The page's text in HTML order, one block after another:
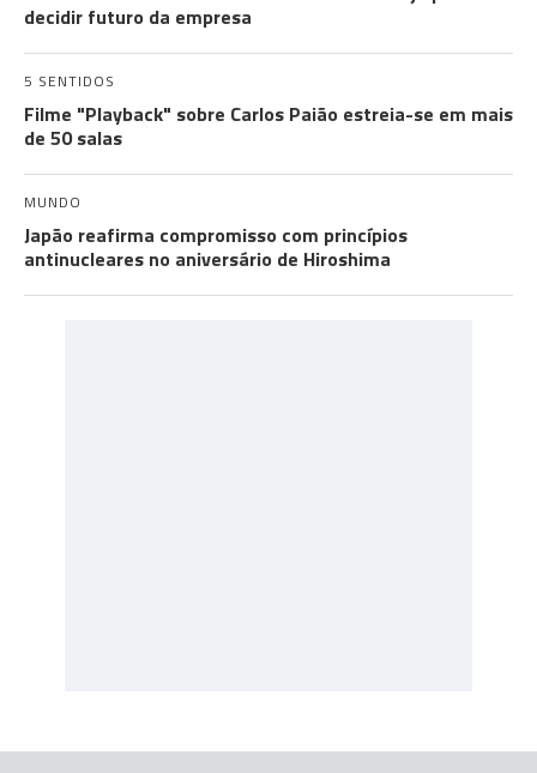
decidir futuro da empresa
5 SENTIDOS
Filme "Playback" sobre Carlos Paião estreia-se em mais
de 50 salas
MUNDO
Japão reafirma compromisso com princípios
antinucleares no aniversário de Hiroshima